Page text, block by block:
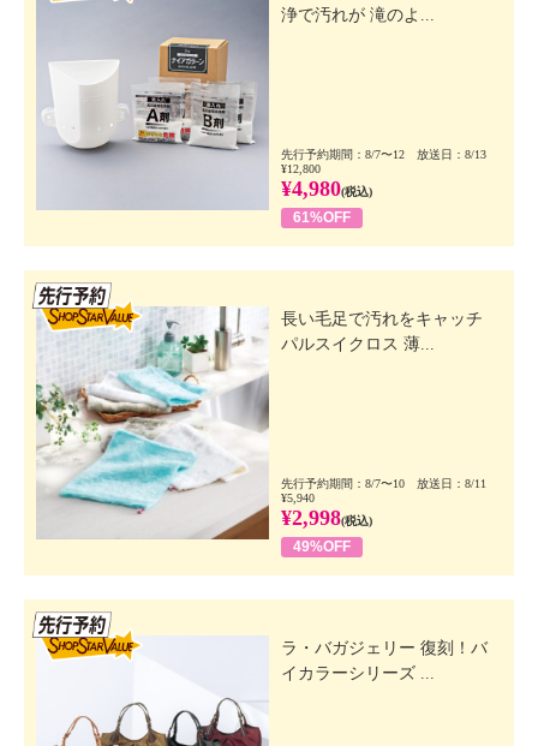
浄で汚れが 滝のよ...
先行予約期間：8/7〜12 放送日：8/13
¥12,800
¥4,980(税込)
61%OFF
長い毛足で汚れをキャッチ
パルスイクロス 薄...
先行予約期間：8/7〜10 放送日：8/11
¥5,940
¥2,998(税込)
49%OFF
ラ・バガジェリー 復刻！バ
イカラーシリーズ ...